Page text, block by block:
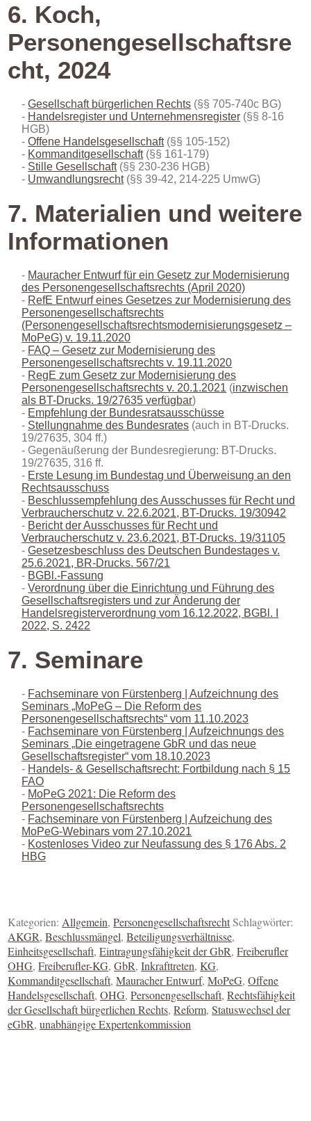
6. Koch,
Personengesellschaftsre
cht, 2024
Gesellschaft bürgerlichen Rechts (§§ 705-740c BG)
Handelsregister und Unternehmensregister (§§ 8-16
HGB)
Offene Handelsgesellschaft(§§ 105-152)
Kommanditgesellschaft(§§ 161-179)
Stille Gesellschaft(§§ 230-236 HGB)
Umwandlungsrecht(§§ 39-42, 214-225 UmwG)
7. Materialien und weitere
Informationen
Mauracher Entwurf für ein Gesetz zur Modernisierung
des Personengesellschaftsrechts (April 2020)
RefE Entwurf eines Gesetzes zur Modernisierung des
Personengesellschaftsrechts
(Personengesellschaftsrechtsmodernisierungsgesetz –
MoPeG) v. 19.11.2020
FAQ – Gesetz zur Modernisierung des
Personengesellschaftsrechts v. 19.11.2020
RegE zum Gesetz zur Modernisierung des
Personengesellschaftsrechts v. 20.1.2021 (inzwischen
als BT-Drucks. 19/27635 verfügbar)
Empfehlung der Bundesratsausschüsse
Stellungnahme des Bundesrates (auch in BT-Drucks.
19/27635, 304 ff.)
Gegenäußerung der Bundesregierung: BT-Drucks.
19/27635, 316 ff.
Erste Lesung im Bundestag und Überweisung an den
Rechtsausschuss
Beschlussempfehlung des Ausschusses für Recht und
Verbraucherschutz v. 22.6.2021, BT-Drucks. 19/30942
Bericht der Ausschusses für Recht und
Verbraucherschutz v. 23.6.2021, BT-Drucks. 19/31105
Gesetzesbeschluss des Deutschen Bundestages v.
25.6.2021, BR-Drucks. 567/21
BGBl.-Fassung
Verordnung über die Einrichtung und Führung des
Gesellschaftsregisters und zur Änderung der
Handelsregisterverordnung vom 16.12.2022, BGBl. I
2022, S. 2422
7. Seminare
Fachseminare von Fürstenberg | Aufzeichnung des
Seminars „MoPeG – Die Reform des
Personengesellschaftsrechts“ vom 11.10.2023
Fachseminare von Fürstenberg | Aufzeichnungs des
Seminars „Die eingetragene GbR und das neue
Gesellschaftsregister“ vom 18.10.2023
Handels- & Gesellschaftsrecht: Fortbildung nach § 15
FAO
MoPeG 2021: Die Reform des
Personengesellschaftsrechts
Fachseminare von Fürstenberg | Aufzeichung des
MoPeG-Webinars vom 27.10.2021
Kostenloses Video zur Neufassung des § 176 Abs. 2
HBG
Kategorien:Allgemein,PersonengesellschaftsrechtSchlagwörter:
AKGR,Beschlussmängel,Beteiligungsverhältnisse,
Einheitsgesellschaft,Eintragungsfähigkeit der GbR,Freiberufler
OHG,Freiberufler-KG,GbR,Inkrafttreten,KG,
Kommanditgesellschaft,Mauracher Entwurf,MoPeG,Offene
Handelsgesellschaft,OHG,Personengesellschaft,Rechtsfähigkeit
der Gesellschaft bürgerlichen Rechts,Reform,Statuswechsel der
eGbR,unabhängige Expertenkommission